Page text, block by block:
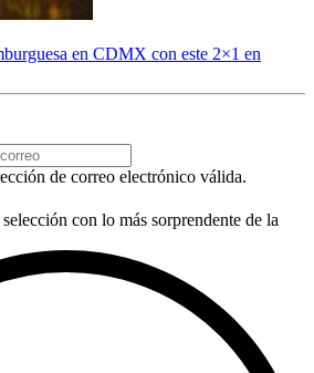
en CDMX con este 2×1 en
de correo electrónico válida.
con lo más sorprendente de la